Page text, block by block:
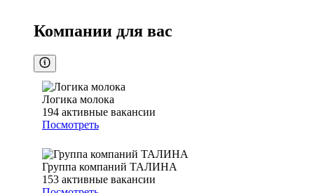
Компании для вас
Логика молока
194 активные вакансии
Посмотреть
Группа компаний ТАЛИНА
153 активные вакансии